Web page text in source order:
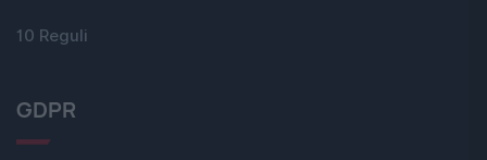
10 Reguli
GDPR